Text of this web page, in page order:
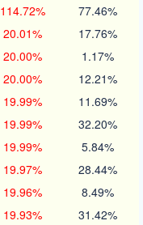
114.72% 77.46%
20.01% 17.76%
20.00% 1.17%
20.00% 12.21%
19.99% 11.69%
19.99% 32.20%
19.99% 5.84%
19.97% 28.44%
19.96% 8.49%
19.93% 31.42%